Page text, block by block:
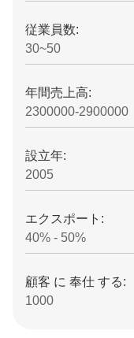
従業員数:
30~50
年間売上高:
2300000-2900000
設立年:
2005
エクスポート:
40% - 50%
顧客 に 奉仕 する:
1000